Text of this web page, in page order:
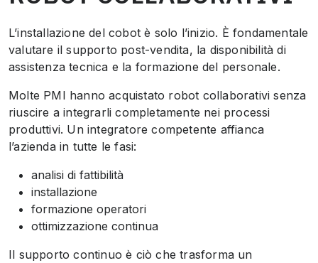
L’installazione del cobot è solo l’inizio. È fondamentale
valutare il supporto post-vendita, la disponibilità di
assistenza tecnica e la formazione del personale.
Molte PMI hanno acquistato robot collaborativi senza
riuscire a integrarli completamente nei processi
produttivi. Un integratore competente affianca
l’azienda in tutte le fasi:
analisi di fattibilità
installazione
formazione operatori
ottimizzazione continua
Il supporto continuo è ciò che trasforma un